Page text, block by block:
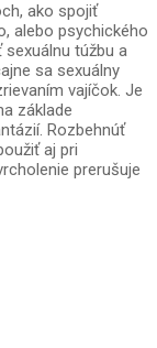
ako spojiť
alebo psychického
túžbu a
sa sexuálny
vajíčok. Je
základe
Rozbehnúť
aj pri
prerušuje